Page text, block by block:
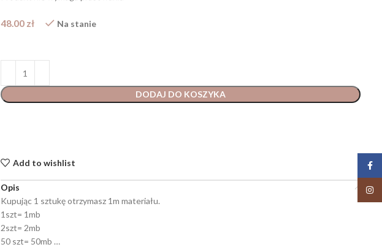
48.00 zł Na stanie
DODAJ DO KOSZYKA
Add to wishlist
Opis
Kupując 1 sztukę otrzymasz 1m materiału.
1szt= 1mb
2szt= 2mb
50 szt= 50mb …